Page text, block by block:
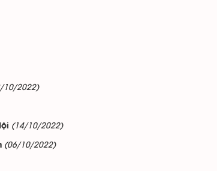
10/2022)
(14/10/2022)
(06/10/2022)